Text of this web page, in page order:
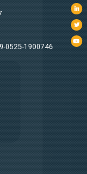
0525-1900746